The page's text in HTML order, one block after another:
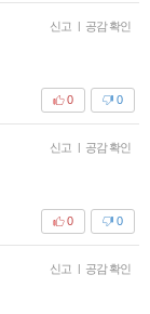
신고 | 공감 확인
0
0
신고 | 공감 확인
0
0
신고 | 공감 확인